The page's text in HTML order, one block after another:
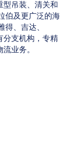
型吊装、清关和
伯及更广泛的海
得、吉达、
分支机构，专精
业务。